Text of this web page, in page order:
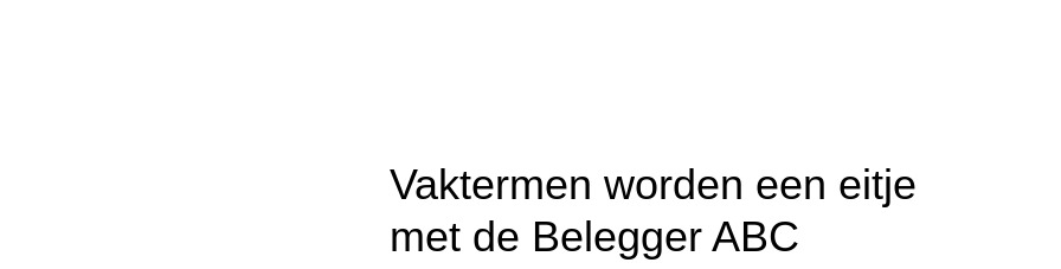
Vaktermen worden een eitje
met de Belegger ABC